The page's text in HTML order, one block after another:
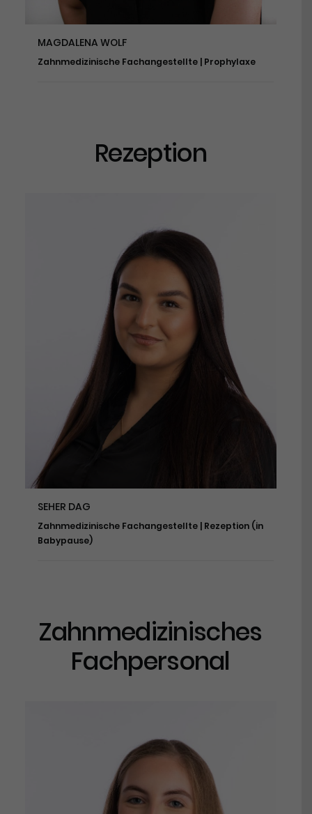
MAGDALENA WOLF
Zahnmedizinische Fachangestellte | Prophylaxe
Rezeption
SEHER DAG
Zahnmedizinische Fachangestellte | Rezeption (in
Babypause)
Zahnmedizinisches
Fachpersonal